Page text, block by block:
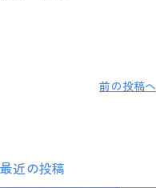
前の投稿へ
最近の投稿